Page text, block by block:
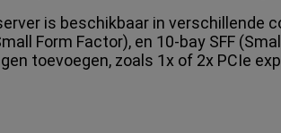
is beschikbaar in verschillende
Form Factor), en 10-bay SFF
toevoegen, zoals 1x of 2x PCIe